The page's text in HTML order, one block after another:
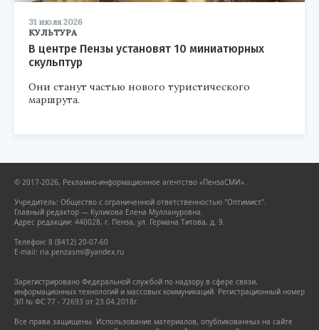
31 июля 2026
КУЛЬТУРА
В центре Пензы установят 10 миниатюрных
скульптур
Они станут частью нового туристического
маршрута.
© 2017-2026, Рекламно-информационное агентство «ПензаСМИ».
Учредитель: Общество с ограниченной ответственностью "Оптимист".
Главный редактор — Куликова Елена Муллануровна.
Адрес редакции: 440028, г. Пенза, ул. Германа Титова, д. 9.
Телефон: 8 (8412) 20-07-60
E-mail: ria.penzasmi@yandex.ru
Зарегистрировано Федеральной службой по надзору в сфере связи,
информационных технологий и массовых коммуникаций. Регистрационный номер
ЭЛ № ФС 77 - 72693 от 23.04.2018г.
Все права защищены. Использование материалов, опубликованных на сайте